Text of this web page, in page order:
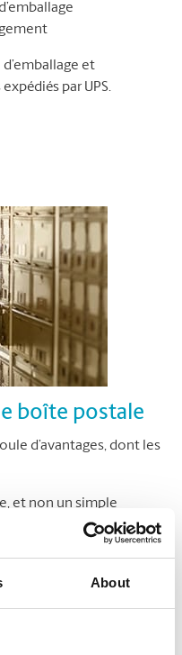
About
et
par UPS.
boîte postale
d’avantages, dont les
et non un simple
toutes les entreprises de
postale en tout temps,